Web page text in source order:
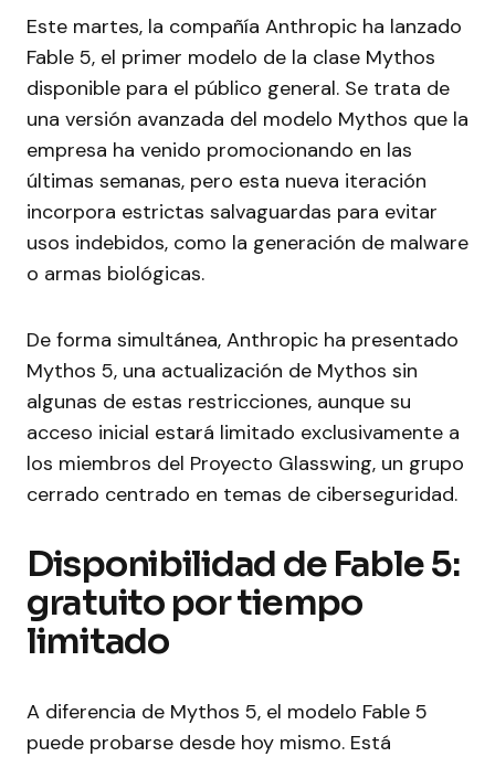
Este martes, la compañía Anthropic ha lanzado
Fable 5, el primer modelo de la clase Mythos
disponible para el público general. Se trata de
una versión avanzada del modelo Mythos que la
empresa ha venido promocionando en las
últimas semanas, pero esta nueva iteración
incorpora estrictas salvaguardas para evitar
usos indebidos, como la generación de malware
o armas biológicas.
De forma simultánea, Anthropic ha presentado
Mythos 5, una actualización de Mythos sin
algunas de estas restricciones, aunque su
acceso inicial estará limitado exclusivamente a
los miembros del Proyecto Glasswing, un grupo
cerrado centrado en temas de ciberseguridad.
Disponibilidad de Fable 5:
gratuito por tiempo
limitado
A diferencia de Mythos 5, el modelo Fable 5
puede probarse desde hoy mismo. Está